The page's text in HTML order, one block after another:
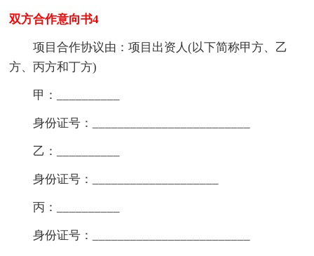
双方合作意向书4
项目合作协议由：项目出资人(以下简称甲方、乙
方、丙方和丁方)
甲：__________
身份证号：_________________________
乙：__________
身份证号：____________________
丙：__________
身份证号：_________________________